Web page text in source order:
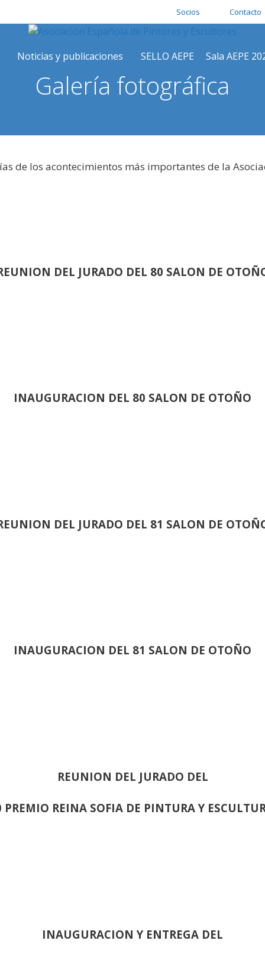
Socios Contacto
Noticias y publicaciones SELLO AEPE Sala AEPE
Galería fotográfica
de los acontecimientos más importantes de la
DEL JURADO DEL 80 SALON DE
INAUGURACION DEL 80 SALON DE OTOÑO
DEL JURADO DEL 81 SALON DE
INAUGURACION DEL 81 SALON DE OTOÑO
REUNION DEL JURADO DEL
PREMIO REINA SOFIA DE PINTURA Y
INAUGURACION Y ENTREGA DEL